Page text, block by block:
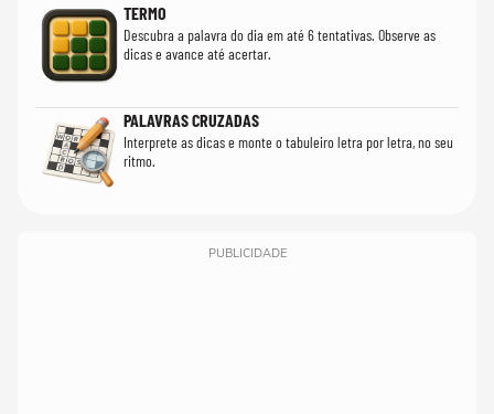
TERMO
Descubra a palavra do dia em até 6 tentativas. Observe as
dicas e avance até acertar.
PALAVRAS CRUZADAS
Interprete as dicas e monte o tabuleiro letra por letra, no seu
ritmo.
PUBLICIDADE